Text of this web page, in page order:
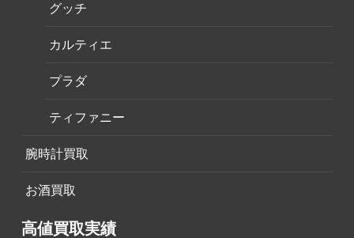
グッチ
カルティエ
プラダ
ティファニー
腕時計買取
お酒買取
高値買取実績